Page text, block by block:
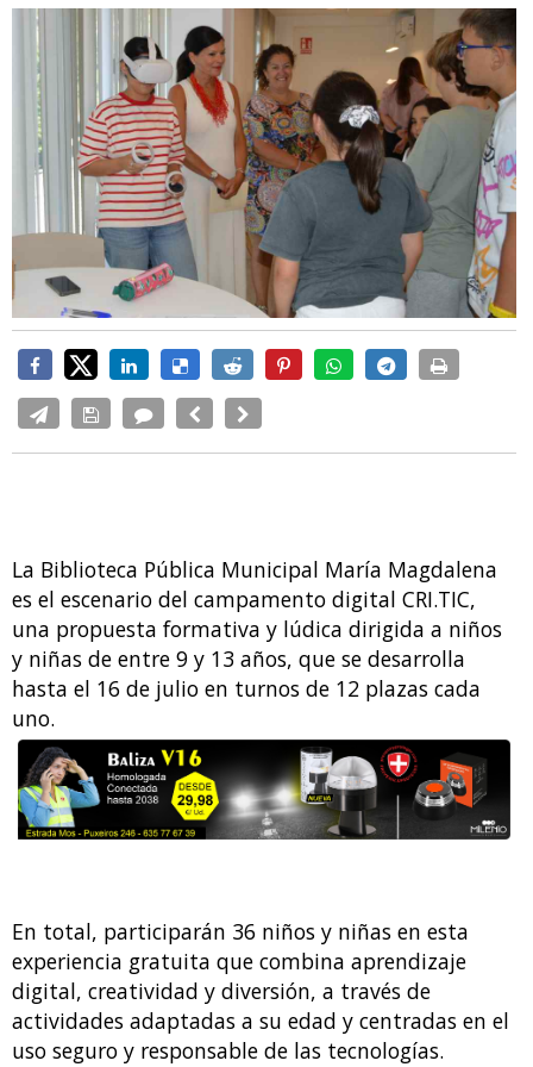
La Biblioteca Pública Municipal María Magdalena
es el escenario del campamento digital CRI.TIC,
una propuesta formativa y lúdica dirigida a niños
y niñas de entre 9 y 13 años, que se desarrolla
hasta el 16 de julio en turnos de 12 plazas cada
uno.
En total, participarán 36 niños y niñas en esta
experiencia gratuita que combina aprendizaje
digital, creatividad y diversión, a través de
actividades adaptadas a su edad y centradas en el
uso seguro y responsable de las tecnologías.